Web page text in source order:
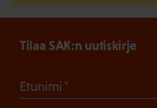
Tilaa SAK:n uutiskirje
Etunimi